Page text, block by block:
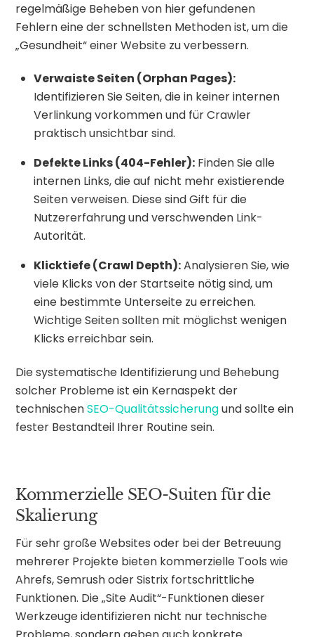
regelmäßige Beheben von hier gefundenen
Fehlern eine der schnellsten Methoden ist, um die
„Gesundheit“ einer Website zu verbessern.
Verwaiste Seiten (Orphan Pages):
Identifizieren Sie Seiten, die in keiner internen
Verlinkung vorkommen und für Crawler
praktisch unsichtbar sind.
Defekte Links (404-Fehler): Finden Sie alle
internen Links, die auf nicht mehr existierende
Seiten verweisen. Diese sind Gift für die
Nutzererfahrung und verschwenden Link-
Autorität.
Klicktiefe (Crawl Depth):Analysieren Sie, wie
viele Klicks von der Startseite nötig sind, um
eine bestimmte Unterseite zu erreichen.
Wichtige Seiten sollten mit möglichst wenigen
Klicks erreichbar sein.
Die systematische Identifizierung und Behebung
solcher Probleme ist ein Kernaspekt der
technischenSEO-Qualitätssicherungund sollte ein
fester Bestandteil Ihrer Routine sein.
Kommerzielle SEO-Suiten für die
Skalierung
Für sehr große Websites oder bei der Betreuung
mehrerer Projekte bieten kommerzielle Tools wie
Ahrefs, Semrush oder Sistrix fortschrittliche
Funktionen. Die „Site Audit“-Funktionen dieser
Werkzeuge identifizieren nicht nur technische